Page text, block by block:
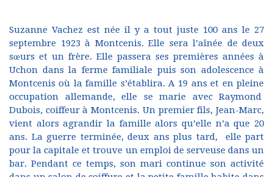
Suzanne Vachez est née il y a tout juste 100 ans le 27
septembre 1923 à Montcenis. Elle sera l’aînée de deux
sœurs et un frère. Elle passera ses premières années à
Uchon dans la ferme familiale puis son adolescence à
Montcenis où la famille s’établira. A 19 ans et en pleine
occupation allemande, elle se marie avec Raymond
Dubois, coiffeur à Montcenis. Un premier fils, Jean-Marc,
vient alors agrandir la famille alors qu’elle n’a que 20
ans. La guerre terminée, deux ans plus tard, elle part
pour la capitale et trouve un emploi de serveuse dans un
bar. Pendant ce temps, son mari continue son activité